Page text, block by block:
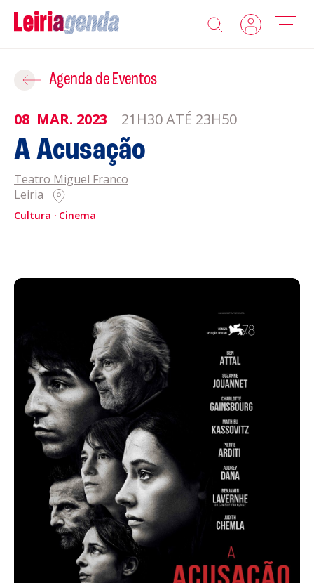
Agenda
Sobre a Leiriagenda
Promotores
Clubes Desportivos
Acompanhe a Leiria Agenda
CULTURA
DESPORTO
Agenda de Eventos
08 MAR. 2023 21H30 ATÉ 23H50
A Acusação
Teatro Miguel Franco
Leiria
Cultura Cinema
Adicionar ao Roteiro
ROTEIROS EXISTENTES
CRIAR NOVO